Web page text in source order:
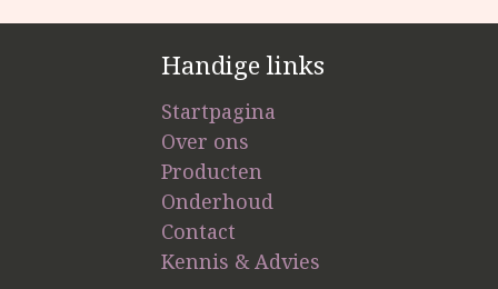
Handige links
Startpagina
Over ons
Producten
Onderhoud
Contact
Kennis & Advies